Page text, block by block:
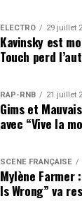
ÉLECTRO 29 juillet
Kavinsky est
Touch perd
RAP-RNB 21 juillet
Gims et
avec “Vive la
SCÈNE FRANÇAISE
Mylène Farmer
Is Wrong” va